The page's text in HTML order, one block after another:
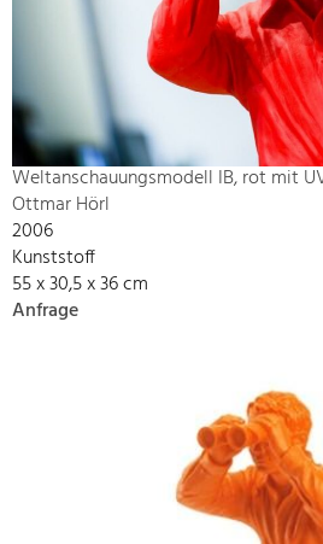
Weltanschauungsmodell IB, rot mit
Ottmar Hörl
2006
Kunststoff
55 x 30,5 x 36 cm
Anfrage